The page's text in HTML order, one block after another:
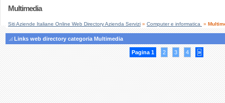
Multimedia
Siti Aziende Italiane Online Web Directory Azienda Servizi » Computer e informatica »
Links web directory categoria Multimedia
Pagina 1 2 3 4 »